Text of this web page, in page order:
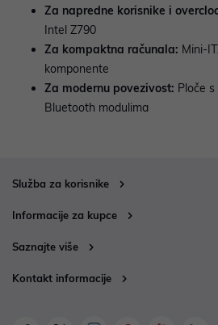
Za napredne korisnike i
Intel Z790
Za kompaktna računala: Mini-
komponente
Za modernu povezivost: Ploče
Bluetooth modulima
Služba za korisnike
Informacije za kupce
Saznajte više
Kontakt informacije